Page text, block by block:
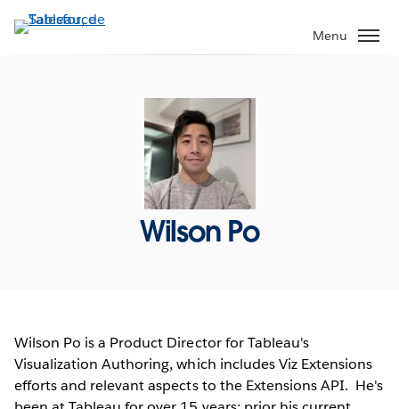
Aller
au
Menu
Wilson Po
Wilson Po is a Product Director for Tableau's
Visualization Authoring, which includes Viz Extensions
efforts and relevant aspects to the Extensions API. He's